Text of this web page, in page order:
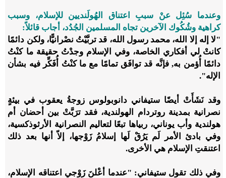
وعندما سُئِل عنْ سببِ اعتناق الهُولَنديين للإسلام، وسبب
كراهية وشُكُوك الآخرين تجاه المسلمين الجُدُد، أجاب قائلاً:
"لا إله إلا الله، محمد رسول الله، قد تربَّيْتُ نصْرانيًّا، ولكن دائمًا
كانتْ لي أفكاري الخاصة، وفي الإسلام وجدْتُ حقيقة ما كنْتُ
دائمًا أُؤمن به, فإنَّه قد توافَق تمامًا مع ما كنْتُ أُفَكِّر فيه بشأن
الإله".
وقد نَشَأَتْ أيضًا ستيفاني دانوبولوس زوجةُ يعقوب في بيئةٍ
نصرانية بمدينة روتردام الهولندية، فقد ترَبَّتْ بين أحضان أم
هولندية وأب يوناني، ربياها تبعًا لتعاليم النصرانية الأرثوذكسية،
وفي بادئ الأمر لَم يَرُقْ لَها إسلامُ زَوْجها، إلاّ أنها بعد ذلك
اعتنقتِ الإسلام هي الأخرى.
وفي ذلك تقول ستيفاني: "عندما أعْلنَ زَوْجي اعتناقه الإسلام،